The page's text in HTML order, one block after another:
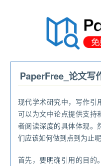
PaperFree_论文写
现代学术研究中，写作引
可以为文中论点提供支持
者阅读深度的具体体现。
们应该如何做到点到为止呢
首先，要明确引用的目的